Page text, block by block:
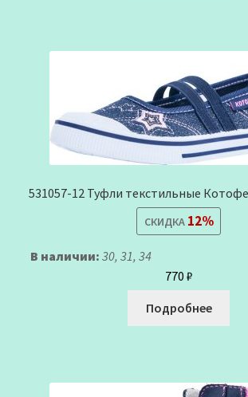
531057-12 Туфли текстильные
СКИДКА12%
В наличии: 30, 31, 34
770 ₽
Подробнее